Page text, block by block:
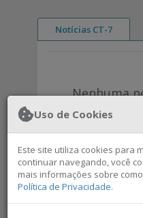
Notícias CT-7
Nenhuma
Uso de Cookies
Este site utiliza cookies para
continuar navegando, você
mais informações sobre
Política de Privacidade.